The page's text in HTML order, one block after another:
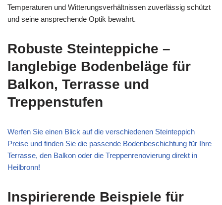
Temperaturen und Witterungsverhältnissen zuverlässig schützt
und seine ansprechende Optik bewahrt.
Robuste Steinteppiche –
langlebige Bodenbeläge für
Balkon, Terrasse und
Treppenstufen
Werfen Sie einen Blick auf die verschiedenen Steinteppich
Preise und finden Sie die passende Bodenbeschichtung für Ihre
Terrasse, den Balkon oder die Treppenrenovierung direkt in
Heilbronn!
Inspirierende Beispiele für